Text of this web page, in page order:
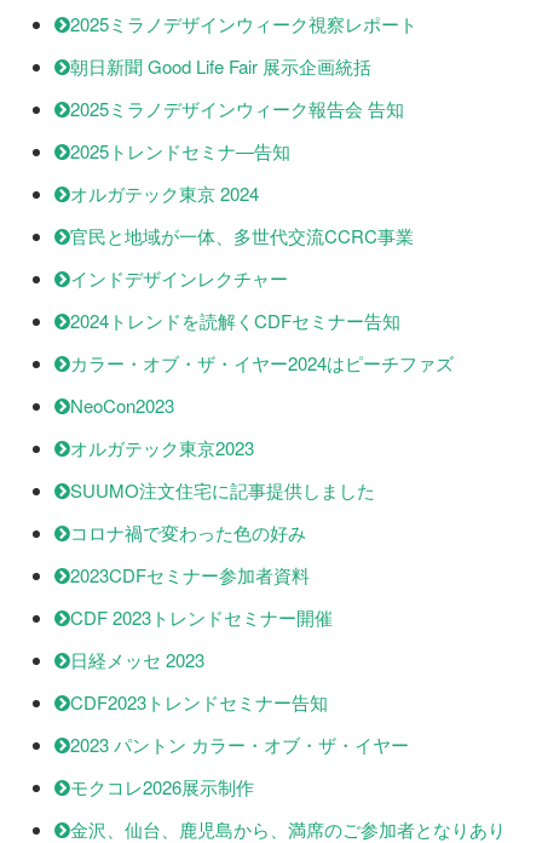
2025ミラノデザインウィーク視察レポート
朝日新聞 Good Life Fair 展示企画統括
2025ミラノデザインウィーク報告会 告知
2025トレンドセミナ―告知
オルガテック東京 2024
官民と地域が一体、多世代交流CCRC事業
インドデザインレクチャー
2024トレンドを読解くCDFセミナー告知
カラー・オブ・ザ・イヤー2024はピーチファズ
NeoCon2023
オルガテック東京2023
SUUMO注文住宅に記事提供しました
コロナ禍で変わった色の好み
2023CDFセミナー参加者資料
CDF 2023トレンドセミナー開催
日経メッセ 2023
CDF2023トレンドセミナー告知
2023 パントン カラー・オブ・ザ・イヤー
モクコレ2026展示制作
金沢、仙台、鹿児島から、満席のご参加者となりあり